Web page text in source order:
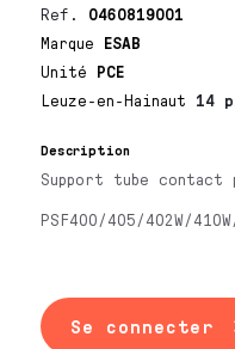
Ref. 0460819001
Marque ESAB
Unité PCE
Leuze-en-Hainaut 14
Description
Support tube contact
PSF400/405/402W/
Se connecter